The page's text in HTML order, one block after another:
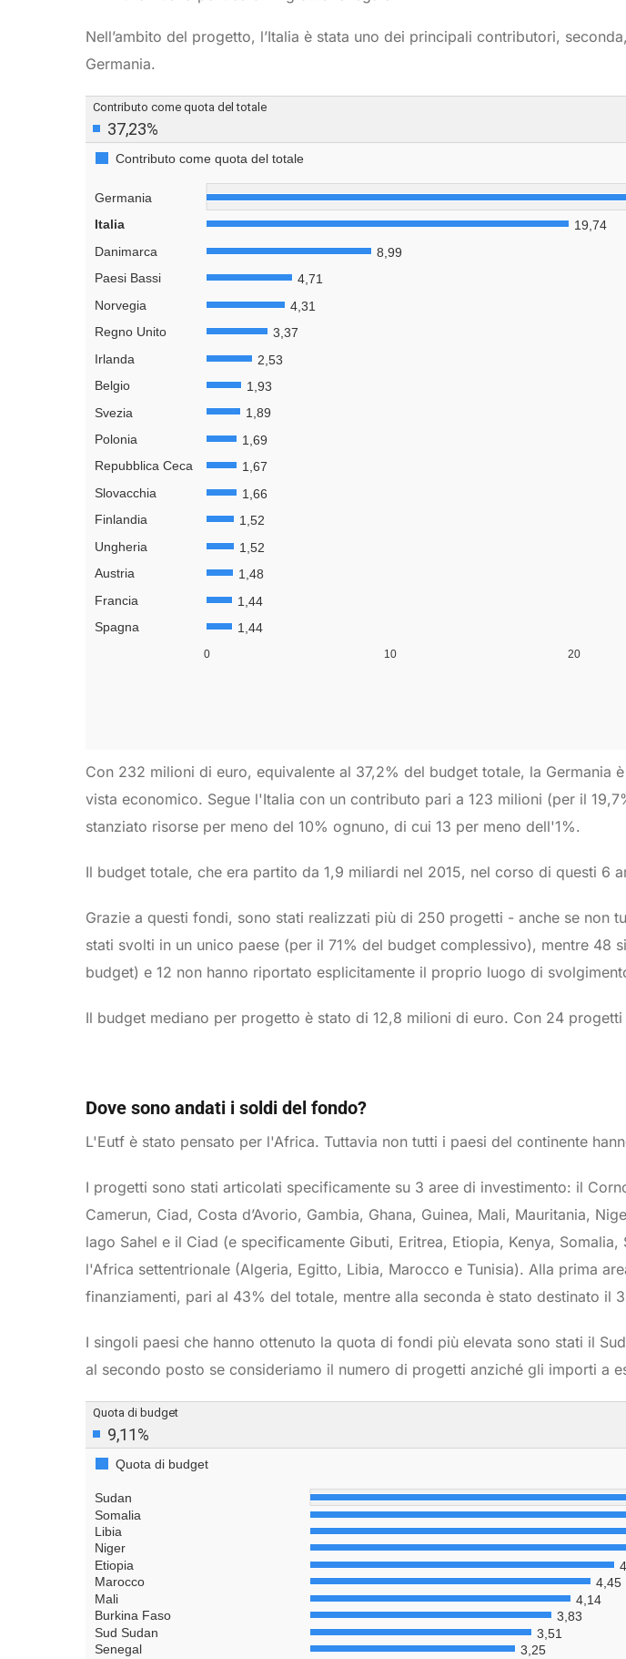
Nell’ambito del progetto, l’Italia è stata uno dei principali contributori,
Germania.
Con 232 milioni di euro, equivalente al 37,2% del budget totale, la Germania
vista economico. Segue l'Italia con un contributo pari a 123 milioni (per il
stanziato risorse per meno del 10% ognuno, di cui 13 per meno dell'1%.
Il budget totale, che era partito da 1,9 miliardi nel 2015, nel corso di questi 6
Grazie a questi fondi, sono stati realizzati più di 250 progetti - anche se non
stati svolti in un unico paese (per il 71% del budget complessivo), mentre 48
budget) e 12 non hanno riportato esplicitamente il proprio luogo di
Il budget mediano per progetto è stato di 12,8 milioni di euro. Con 24
Dove sono andati i soldi del fondo?
L'Eutf è stato pensato per l'Africa. Tuttavia non tutti i paesi del continente
I progetti sono stati articolati specificamente su 3 aree di investimento: il
Camerun, Ciad, Costa d’Avorio, Gambia, Ghana, Guinea, Mali, Mauritania,
lago Sahel e il Ciad (e specificamente Gibuti, Eritrea, Etiopia, Kenya, Somalia,
l'Africa settentrionale (Algeria, Egitto, Libia, Marocco e Tunisia). Alla prima
finanziamenti, pari al 43% del totale, mentre alla seconda è stato destinato il
I singoli paesi che hanno ottenuto la quota di fondi più elevata sono stati il
al secondo posto se consideriamo il numero di progetti anziché gli importi a